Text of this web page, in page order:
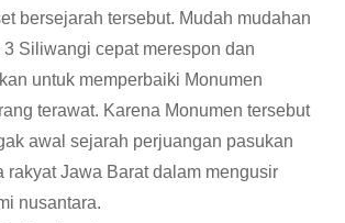
bersejarah tersebut. Mudah mudahan
Siliwangi cepat merespon dan
untuk memperbaiki Monumen
terawat. Karena Monumen tersebut
awal sejarah perjuangan pasukan
rakyat Jawa Barat dalam mengusir
nusantara.